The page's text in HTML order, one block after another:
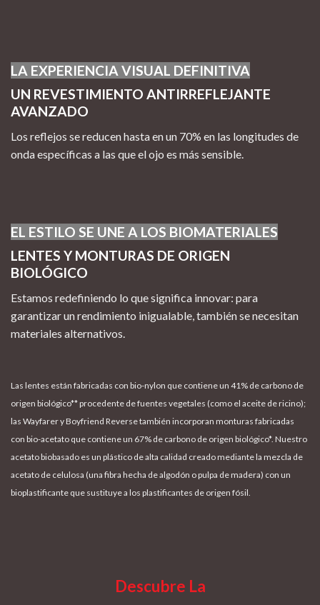
LA EXPERIENCIA VISUAL DEFINITIVA
UN REVESTIMIENTO ANTIRREFLEJANTE
AVANZADO
Los reflejos se reducen hasta en un 70% en las longitudes de
onda específicas a las que el ojo es más sensible.
EL ESTILO SE UNE A LOS BIOMATERIALES
LENTES Y MONTURAS DE ORIGEN
BIOLÓGICO
Estamos redefiniendo lo que significa innovar: para
garantizar un rendimiento inigualable, también se necesitan
materiales alternativos.
Las lentes están fabricadas con bio-nylon que contiene un 41% de carbono de
origen biológico** procedente de fuentes vegetales (como el aceite de ricino);
las Wayfarer y Boyfriend Reverse también incorporan monturas fabricadas
con bio-acetato que contiene un 67% de carbono de origen biológico*. Nuestro
acetato biobasado es un plástico de alta calidad creado mediante la mezcla de
acetato de celulosa (una fibra hecha de algodón o pulpa de madera) con un
bioplastificante que sustituye a los plastificantes de origen fósil.
Descubre La